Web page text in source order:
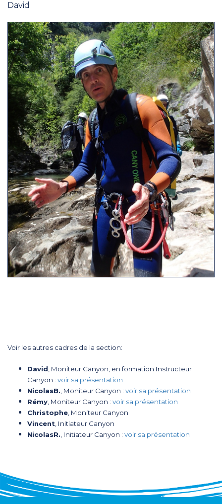
David
Voir les autres cadres de la section:
David, Moniteur Canyon, en formation Instructeur
Canyon : voir sa présentation
NicolasB., Moniteur Canyon : voir sa présentation
Rémy, Moniteur Canyon : voir sa présentation
Christophe, Moniteur Canyon
Vincent, Initiateur Canyon
NicolasR., Initiateur Canyon : voir sa présentation